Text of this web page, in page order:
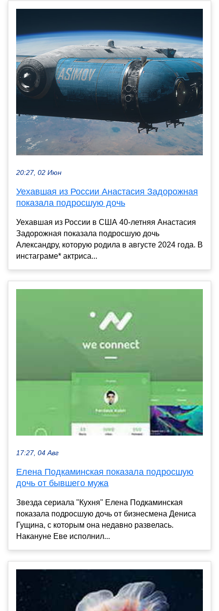
20:27, 02 Июн
Уехавшая из России Анастасия Задорожная
показала подросшую дочь
Уехавшая из России в США 40-летняя Анастасия
Задорожная показала подросшую дочь
Александру, которую родила в августе 2024 года. В
инстаграме* актриса...
17:27, 04 Авг
Елена Подкаминская показала подросшую
дочь от бывшего мужа
Звезда сериала "Кухня" Елена Подкаминская
показала подросшую дочь от бизнесмена Дениса
Гущина, с которым она недавно развелась.
Накануне Еве исполнил...